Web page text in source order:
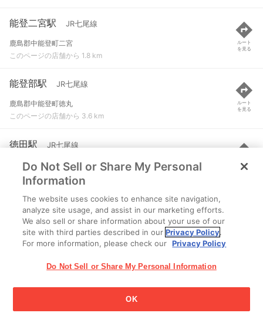
能登二宮駅 JR七尾線
鹿島郡中能登町二宮
このページの店舗から 1.8 km
ルート
を見る
能登部駅 JR七尾線
鹿島郡中能登町徳丸
このページの店舗から 3.6 km
ルート
を見る
徳田駅 JR七尾線
七尾市下町
このページの店舗から 4.6 km
ルート
を見る
金丸駅 JR七尾線
鹿島郡中能登町金丸又れ49
このページの店舗から 7.1 km
江崎グリコ株式会社 Copyright © 2025 Ezaki Glico Co., Ltd.
Do Not Sell or Share My Personal
Information
The website uses cookies to enhance site navigation,
analyze site usage, and assist in our marketing efforts.
We also sell or share information about your use of our
site with third parties described in ourPrivacy Policy.
For more information, please check our Privacy Policy
Do Not Sell or Share My Personal Information
OK